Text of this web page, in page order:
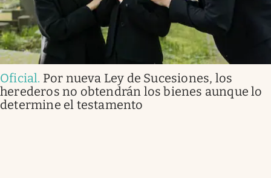
Oficial. Por nueva Ley de Sucesiones, los
herederos no obtendrán los bienes aunque lo
determine el testamento